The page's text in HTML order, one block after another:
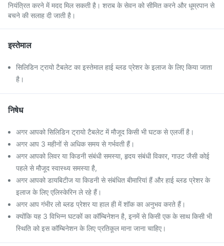
नियंत्रित करने में मदद मिल सकती है। शराब के सेवन को सीमित करने और धूम्रपान से
बचने की सलाह दी जाती है।
इस्तेमाल
सिलिडिन ट्रायो टैबलेट का इस्तेमाल हाई ब्लड प्रेशर के इलाज के लिए किया जाता
है।
निषेध
अगर आपको सिलिडिन ट्रायो टैबलेट में मौजूद किसी भी घटक से एलर्जी है।
अगर आप 3 महीनों से अधिक समय से गर्भवती हैं।
अगर आपको लिवर या किडनी संबंधी समस्या, हृदय संबंधी विकार, गाउट जैसी कोई
पहले से मौजूद स्वास्थ्य समस्या है,
अगर आपको डायबिटीज या किडनी से संबंधित बीमारियां हैं और हाई ब्लड प्रेशर के
इलाज के लिए एलिस्केरिन ले रहे हैं।
अगर आप गंभीर लो ब्लड प्रेशर या हाल ही में शॉक का अनुभव करते हैं।
क्योंकि यह 3 विभिन्न घटकों का कॉम्बिनेशन है, इनमें से किसी एक के साथ किसी भी
स्थिति को इस कॉम्बिनेशन के लिए प्रतिकूल माना जाना चाहिए।